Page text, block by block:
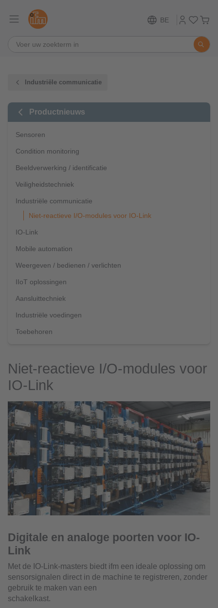
BE
Industriële communicatie
Productnieuws
Sensoren
Condition monitoring
Beeldverwerking / identificatie
Veiligheidstechniek
Industriële communicatie
Niet-reactieve I/O-modules voor IO-Link
IO-Link
Mobile automation
Weergeven / bedienen / verlichten
IIoT oplossingen
Aansluittechniek
Industriële voedingen
Toebehoren
Niet-reactieve I/O-modules voor
IO-Link
Digitale en analoge poorten voor IO-
Link
Met de IO-Link-masters biedt ifm een ideale oplossing om
sensorsignalen direct in de machine te registreren, zonder
gebruik te maken van een
schakelkast.